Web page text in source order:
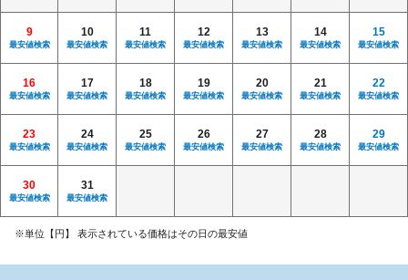
9
最安値検索
10
最安値検索
11
最安値検索
12
最安値検索
13
最安値検索
14
最安値検索
15
最安値検索
16
最安値検索
17
最安値検索
18
最安値検索
19
最安値検索
20
最安値検索
21
最安値検索
22
最安値検索
23
最安値検索
24
最安値検索
25
最安値検索
26
最安値検索
27
最安値検索
28
最安値検索
29
最安値検索
30
最安値検索
31
最安値検索
※単位【円】 表示されている価格はその日の最安値